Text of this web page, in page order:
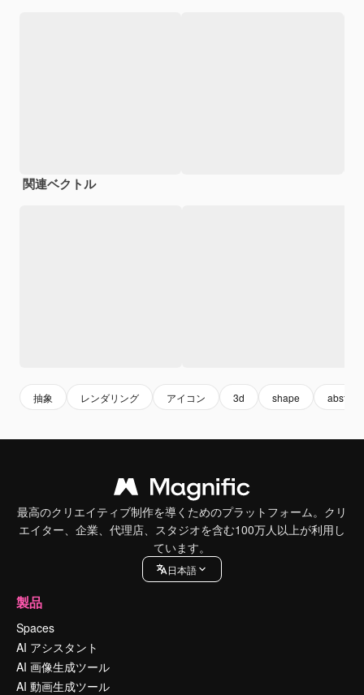
関連ベクトル
抽象 レンダリング アイコン 3d shape abstract
最高のクリエイティブ制作を導くためのプラットフォーム。クリ
エイター、企業、代理店、スタジオを含む100万人以上が利用し
ています。
日本語
製品
Spaces
AI アシスタント
AI 画像生成ツール
AI 動画生成ツール